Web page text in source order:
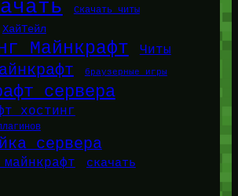
Скачать читы
ХайТейл
Майнкрафт Читы
браузерные игры
сервера
хостинг
сервера
скачать